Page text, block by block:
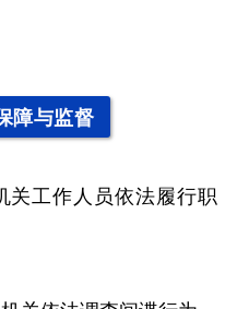
与监督
工作人员依法履行职